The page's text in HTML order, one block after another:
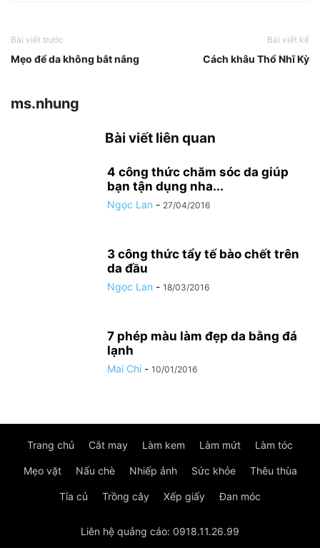
Bài viết trước
Mẹo để da không bắt nắng
Bài viết kế
Cách khâu Thổ Nhĩ Kỳ
ms.nhung
Bài viết liên quan
4 công thức chăm sóc da giúp
bạn tận dụng nha...
Ngọc Lan - 27/04/2016
3 công thức tẩy tế bào chết trên
da đầu
Ngọc Lan - 18/03/2016
7 phép màu làm đẹp da bằng đá
lạnh
Mai Chi - 10/01/2016
Trang chủ Cắt may Làm kem Làm mứt Làm tóc
Mẹo vặt Nấu chè Nhiếp ảnh Sức khỏe Thêu thùa
Tỉa củ Trồng cây Xếp giấy Đan móc
Liên hệ quảng cáo: 0918.11.26.99